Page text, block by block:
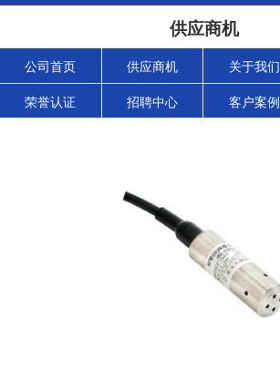
供应商机
公司首页 供应商机 关于我们
荣誉认证 招聘中心 客户案例